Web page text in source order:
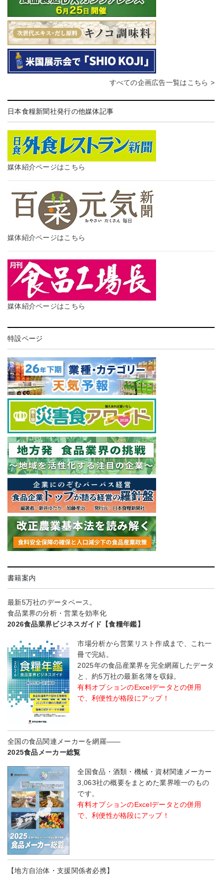
すべての企画広告一覧はこちら >
日本食糧新聞社発行の他媒体記事
媒体紹介ページはこちら
媒体紹介ページはこちら
媒体紹介ページはこちら
特設ページ
書籍案内
最新5万社のデータベース。
食品業界の分析・営業を効率化
2026食品業界ビジネスガイド【食糧年鑑】
市場分析から営業リスト作成まで、これ一
冊で完結。
2025年の食品産業界を完全網羅したデータ
と、約5万社の最新名簿を収録。
有料オプションのExcelデータとの併用
で、利便性が格段にアップ！
全国の食品関連メーカーを網羅――
2025食品メーカー総覧
全国食品・酒類・機械・資材関連メーカー
3,063社の概要をまとめた業界唯一のもの
です。
有料オプションのExcelデータとの併用
で、利便性が格段にアップ！
【地方自治体・支援関係者必携】